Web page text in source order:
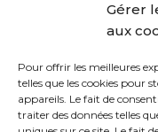
Gérer
aux
Pour offrir les meilleures
telles que les cookies pour
appareils. Le fait de
traiter des données telles